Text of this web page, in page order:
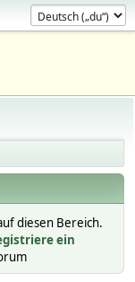
diesen Bereich.
ein